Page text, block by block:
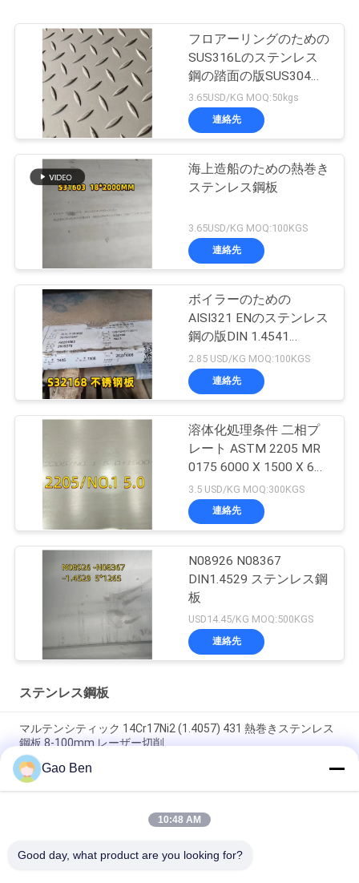
フロアーリングのための
SUS316Lのステンレス
鋼の踏面の版SUS304
SUS316L
3.65USD/KG MOQ:50kgs
連絡先
海上造船のための熱巻き
ステンレス鋼板
3.65USD/KG MOQ:100KGS
連絡先
ボイラーのための
AISI321 ENのステンレス
鋼の版DIN 1.4541
S32168つや出しの
10mm
2.85 USD/KG MOQ:100KGS
連絡先
溶体化処理条件 二相プ
レート ASTM 2205 MR
0175 6000 X 1500 X 6
Thk
3.5 USD/KG MOQ:300KGS
連絡先
N08926 N08367
DIN1.4529 ステンレス鋼
板
USD14.45/KG MOQ:500KGS
連絡先
ステンレス鋼板
マルテンシティック 14Cr17Ni2 (1.4057) 431 熱巻きステンレス
鋼板 8-100mm レーザー切削
合金 20 プレート Incoloy20 カーペンター20Cb-3 UNSN08020
2.4460 8MM X 1500 X 6000MM
高温耐性熱巻き DIN 1.4845 SUS 310S AISI 310S INOXステンレ
Gao Ben
10:48 AM
Good day, what product are you looking for?